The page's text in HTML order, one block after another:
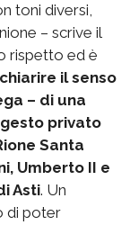
toni diversi,
– scrive il
rispetto ed è
il senso
– di una
privato
Santa
Umberto II e
Asti. Un
di poter